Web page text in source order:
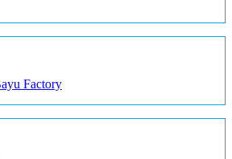
Factory